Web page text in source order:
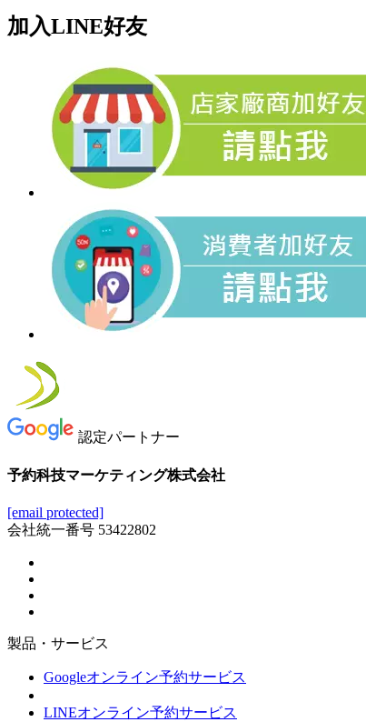
加入LINE好友
認定パートナー
予約科技マーケティング株式会社
[email protected]
会社統一番号 53422802
製品・サービス
Googleオンライン予約サービス
LINEオンライン予約サービス